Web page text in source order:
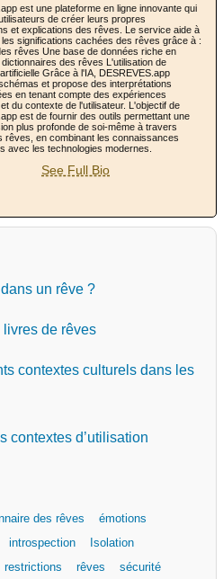
est une plateforme en ligne innovante qui
de créer leurs propres
et explications des rêves. Le service aide à
significations cachées des rêves grâce à :
rêves Une base de données riche en
des rêves L'utilisation de
Grâce à l'IA, DESREVES.app
et propose des interprétations
en tenant compte des expériences
du contexte de l'utilisateur. L'objectif de
est de fournir des outils permettant une
plus profonde de soi-même à travers
rêves, en combinant les connaissances
avec les technologies modernes.
See Full Bio
un rêve ?
de rêves
contextes culturels dans les
contextes d’utilisation
des rêves
émotions
introspection
Isolation
restrictions rêves
sécurité